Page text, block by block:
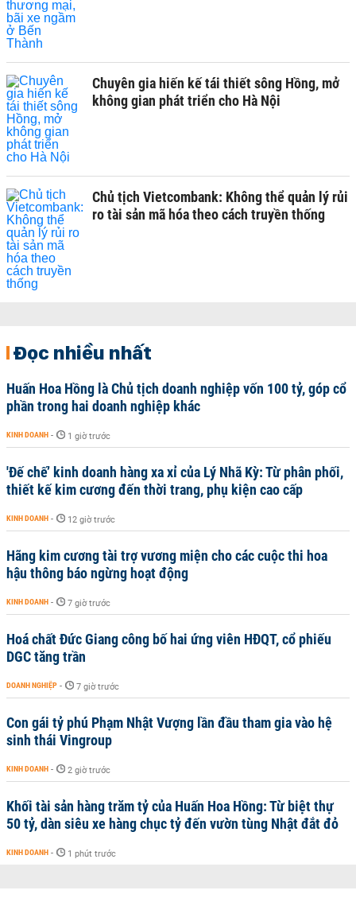
Chuyên gia hiến kế tái thiết sông Hồng, mở
không gian phát triển cho Hà Nội
Chủ tịch Vietcombank: Không thể quản lý rủi
ro tài sản mã hóa theo cách truyền thống
Đọc nhiều nhất
Huấn Hoa Hồng là Chủ tịch doanh nghiệp vốn 100 tỷ, góp cổ
phần trong hai doanh nghiệp khác
KINH DOANH - 1 giờ trước
'Đế chế’ kinh doanh hàng xa xỉ của Lý Nhã Kỳ: Từ phân phối,
thiết kế kim cương đến thời trang, phụ kiện cao cấp
KINH DOANH - 12 giờ trước
Hãng kim cương tài trợ vương miện cho các cuộc thi hoa
hậu thông báo ngừng hoạt động
KINH DOANH - 7 giờ trước
Hoá chất Đức Giang công bố hai ứng viên HĐQT, cổ phiếu
DGC tăng trần
DOANH NGHIỆP - 7 giờ trước
Con gái tỷ phú Phạm Nhật Vượng lần đầu tham gia vào hệ
sinh thái Vingroup
KINH DOANH - 2 giờ trước
Khối tài sản hàng trăm tỷ của Huấn Hoa Hồng: Từ biệt thự
50 tỷ, dàn siêu xe hàng chục tỷ đến vườn tùng Nhật đắt đỏ
KINH DOANH - 1 phút trước